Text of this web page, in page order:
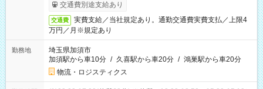
交通費別途支給あり
交通費
実費支給／当社規定あり。通勤交通費実費支払／上限4
万円／月※規定あり
勤務地
埼玉県加須市
加須駅から車10分 / 久喜駅から車20分 / 鴻巣駅から車20分
物流・ロジスティクス